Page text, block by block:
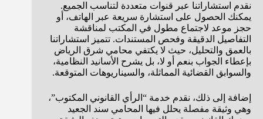
نقدم استشاراتنا عبر قنوات متعددة لتناسب الجميع.
يمكنك الحصول على استشارة سريعة عبر الهاتف، أو
حجز موعد لاجتماع مطول في المكتب لمناقشة
التفاصيل الدقيقة وفحص المستندات. تتميز استشاراتنا
بالعمق والتحليل، حيث لا يكتفي محامي شرق الرياض
بإعطاء الجواب بنعم أو لا، بل يشرح الأسانيد النظامية،
والسوابق القضائية المماثلة، والسيناريوهات المتوقعة.
إضافة إلى ذلك، نقدم خدمة “الرأي القانوني المكتوب”،
وهي وثيقة مفصلة يحلل فيها المحامي سند الجعيد